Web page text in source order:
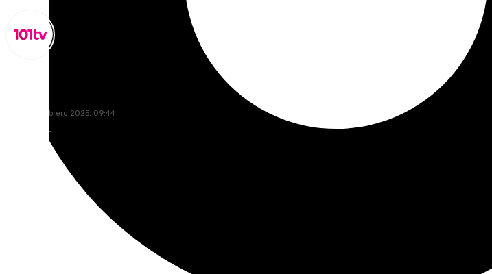
lunes, 24 febrero 2025, 09:44
Compartir: